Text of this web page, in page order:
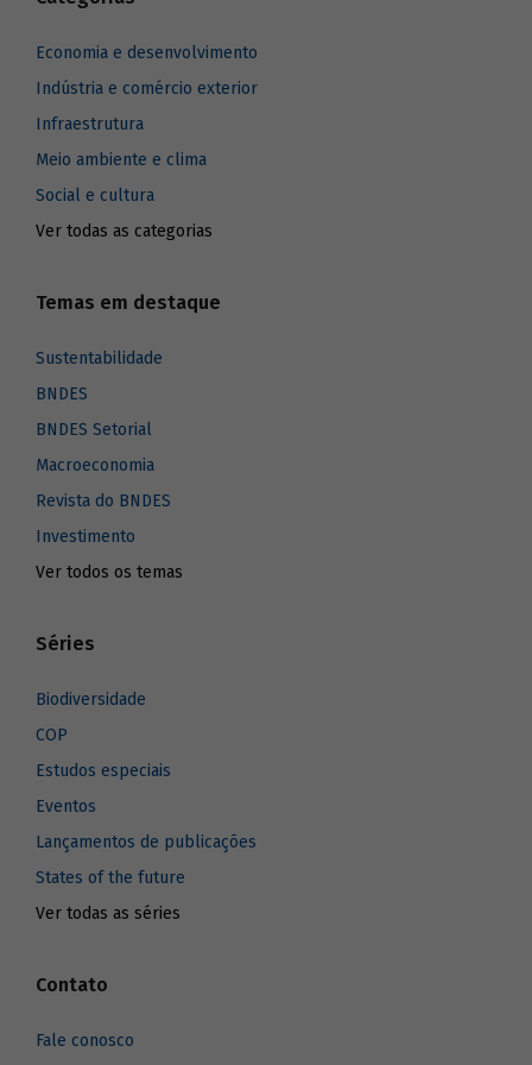
Economia e desenvolvimento
Indústria e comércio exterior
Infraestrutura
Meio ambiente e clima
Social e cultura
Ver todas as categorias
Temas em destaque
Sustentabilidade
BNDES
BNDES Setorial
Macroeconomia
Revista do BNDES
Investimento
Ver todos os temas
Séries
Biodiversidade
COP
Estudos especiais
Eventos
Lançamentos de publicações
States of the future
Ver todas as séries
Contato
Fale conosco